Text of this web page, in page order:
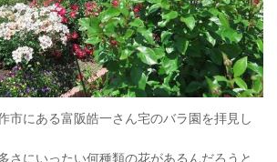
市にある富阪皓一さん宅のバラ園を拝見し
さにいったい何種類の花があるんだろうと